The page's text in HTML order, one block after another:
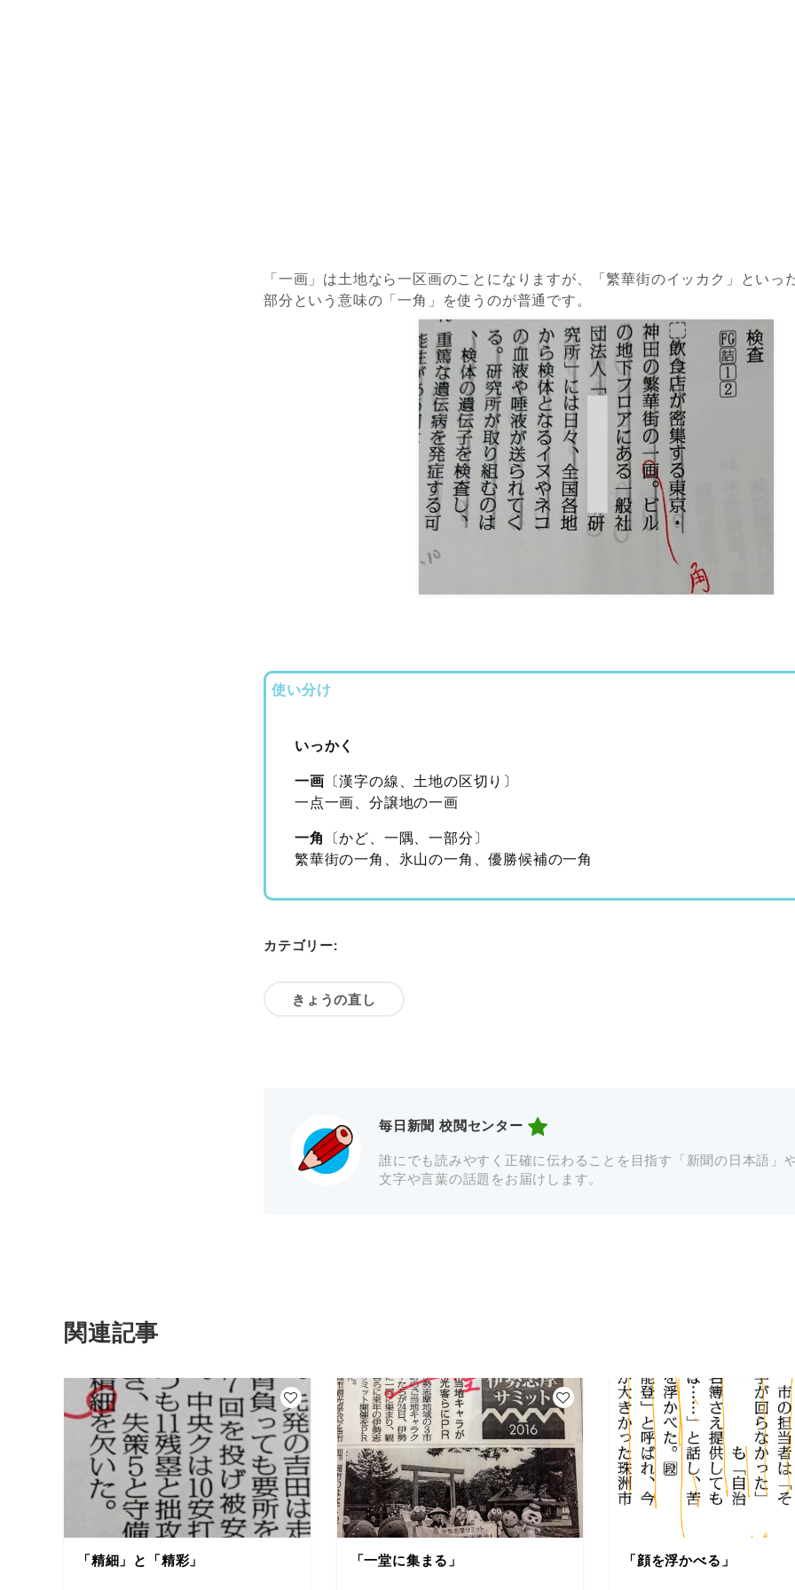
「一画」は土地なら一区画のことになりますが、「繁華街のイッカク」といっ
部分という意味の「一角」を使うのが普通です。
使い分け
いっかく
一画 〔漢字の線、土地の区切り〕
一点一画、分譲地の一画
一角 〔かど、一隅、一部分〕
繁華街の一角、氷山の一角、優勝候補の一角
カテゴリー:
きょうの直し
毎日新聞 校閲センター
誰にでも読みやすく正確に伝わることを目指す「新聞の日本語」
文字や言葉の話題をお届けします。
関連記事
「精細」と「精彩」 「一堂に集まる」 「顔を浮かべる」